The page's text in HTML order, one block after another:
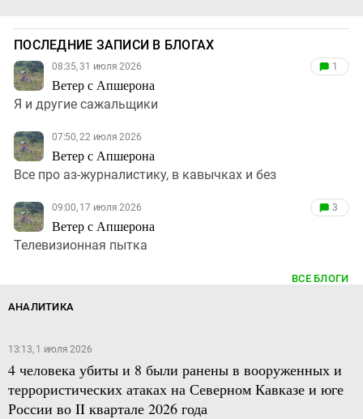
ПОСЛЕДНИЕ ЗАПИСИ В БЛОГАХ
08:35, 31 июля 2026
Ветер с Апшерона
1
Я и другие сажальщики
07:50, 22 июля 2026
Ветер с Апшерона
Все про аз-журналистику, в кавычках и без
09:00, 17 июля 2026
Ветер с Апшерона
3
Телевизионная пытка
ВСЕ БЛОГИ
АНАЛИТИКА
13:13, 1 июля 2026
4 человека убиты и 8 были ранены в вооруженных и
террористических атаках на Северном Кавказе и юге
России во II квартале 2026 года